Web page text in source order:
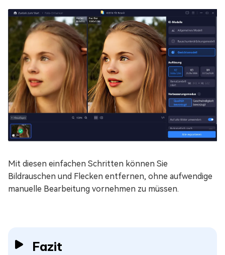
Mit diesen einfachen Schritten können Sie
Bildrauschen und Flecken entfernen, ohne aufwendige
manuelle Bearbeitung vornehmen zu müssen.
Fazit